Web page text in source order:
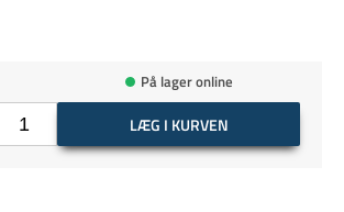
På lager online
LÆG I KURVEN